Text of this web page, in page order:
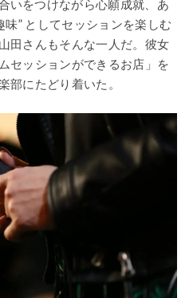
いをつけながら心願成就、あ
味” としてセッションを楽しむ
田さんもそんな一人だ。彼女
セッションができるお店」を
部にたどり着いた。